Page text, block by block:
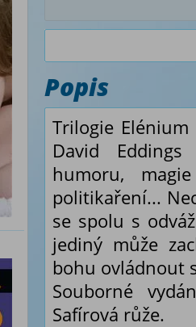
Popis
Trilogie
David
humoru,
politikaření...
se spolu s
jediný může
bohu ovládnout
Souborné
Safírová růže.